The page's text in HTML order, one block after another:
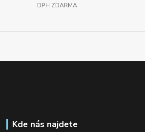
DPH ZDARMA
Kde nás najdete